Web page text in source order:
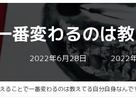
番変わるのは
2022年6月28日 最
終
更
新
日
時
2022
ることで一番変わるのは教えてる自分自身なんで